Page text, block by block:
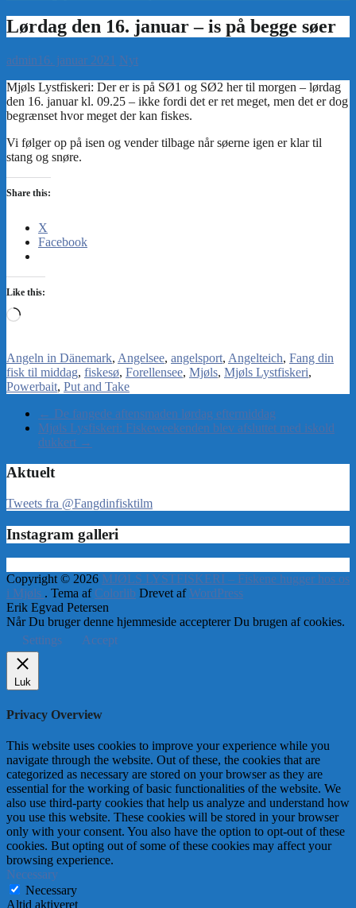
admin16. januar 2021 Nyt
Share this:
X
Facebook
Like this:
Loading…
Angeln in Dänemark Angelsee angelsport Angelteich Fang din
fisk til middag fiskesø Forellensee Mjøls Mjøls Lystfiskeri
Powerbait Put and Take
← De fangede aftensmaden lørdag eftermiddag
Mjøls Lysfiskeri: Fiskeweekenden blev afsluttet med iskold
dukkert →
Aktuelt
Tweets fra @Fangdinfisktilm
Instagram galleri
Copyright © 2026 MJØLS LYSTFISKERI – Fiskene hugger hos os
i Mjøls . Tema af Colorlib Drevet afWordPress
Erik Egvad Petersen
Når Du bruger denne hjemmeside accepterer Du brugen af cookies.
Settings
Accept
Luk
Privacy Overview
This website uses cookies to improve your experience while you
navigate through the website. Out of these, the cookies that are
categorized as necessary are stored on your browser as they are
essential for the working of basic functionalities of the website. We
also use third-party cookies that help us analyze and understand how
you use this website. These cookies will be stored in your browser
only with your consent. You also have the option to opt-out of these
cookies. But opting out of some of these cookies may affect your
browsing experience.
Necessary
Necessary
Altid aktiveret